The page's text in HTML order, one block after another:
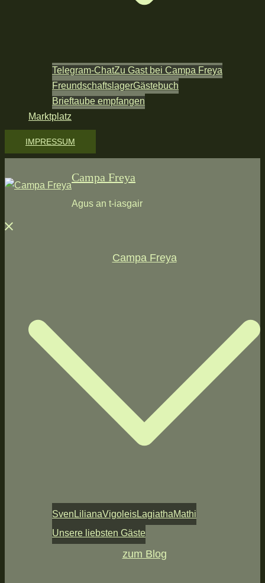
Telegram-ChatZu Gast bei Campa Freya
FreundschaftslagerGästebuch
Brieftaube empfangen
Marktplatz
IMPRESSUM
Campa Freya
Agus an t-iasgair
Menü
Campa Freya
Sven LilianaVigoleisLagiathaMathi
Unsere liebsten Gäste
zum Blog